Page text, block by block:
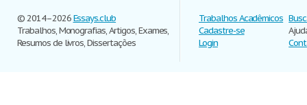
© 2014–2026Essays.club
Trabalhos, Monografias, Artigos, Exames,
Resumos de livros, Dissertações
Trabalhos Acadêmicos
Cadastre-se
Login